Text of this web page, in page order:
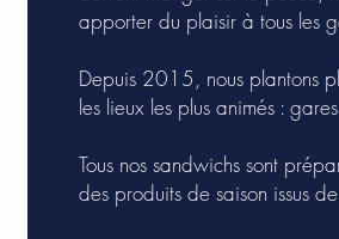
apporter du plaisir à tous les
Depuis 2015, nous plantons
les lieux les plus animés :
Tous nos sandwichs sont
des produits de saison issus